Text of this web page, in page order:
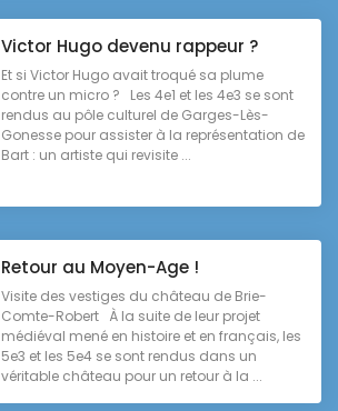
Victor Hugo devenu rappeur ?
Et si Victor Hugo avait troqué sa plume
contre un micro ? Les 4e1 et les 4e3 se sont
rendus au pôle culturel de Garges-Lès-
Gonesse pour assister à la représentation de
Bart : un artiste qui revisite ...
Retour au Moyen-Age !
Visite des vestiges du château de Brie-
Comte-Robert À la suite de leur projet
médiéval mené en histoire et en français, les
5e3 et les 5e4 se sont rendus dans un
véritable château pour un retour à la ...